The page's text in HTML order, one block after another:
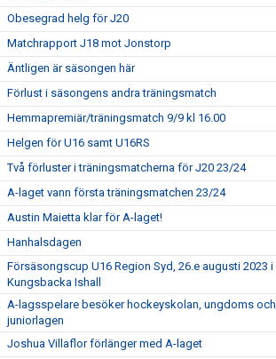
Obesegrad helg för J20
Matchrapport J18 mot Jonstorp
Äntligen är säsongen här
Förlust i säsongens andra träningsmatch
Hemmapremiär/träningsmatch 9/9 kl 16.00
Helgen för U16 samt U16RS
Två förluster i träningsmatcherna för J20 23/24
A-laget vann första träningsmatchen 23/24
Austin Maietta klar för A-laget!
Hanhalsdagen
Försäsongscup U16 Region Syd, 26.e augusti 2023 i
Kungsbacka Ishall
A-lagsspelare besöker hockeyskolan, ungdoms och
juniorlagen
Joshua Villaflor förlänger med A-laget